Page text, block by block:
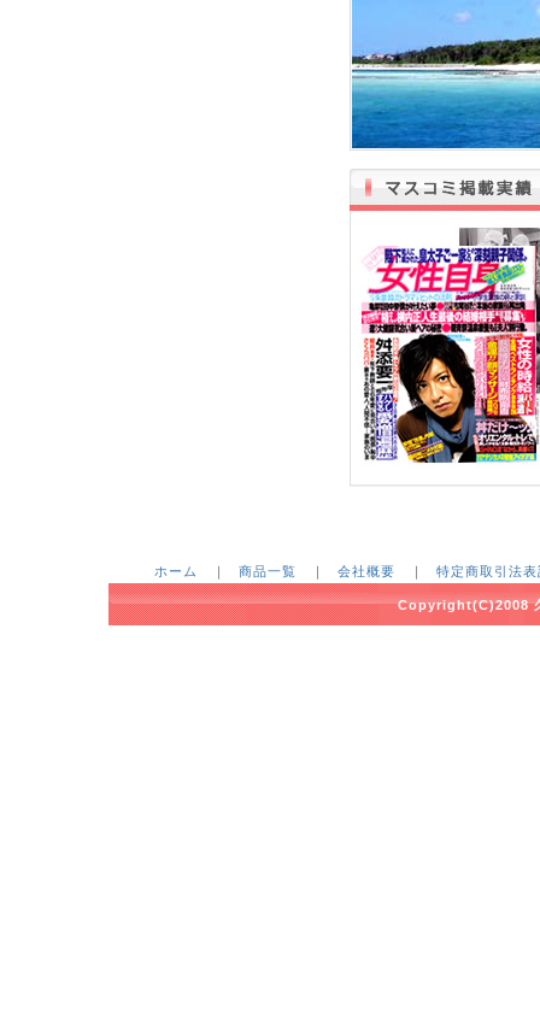
ホーム ｜ 商品一覧 ｜ 会社概要 ｜ 特定商取引法表
Copyright(C)2008